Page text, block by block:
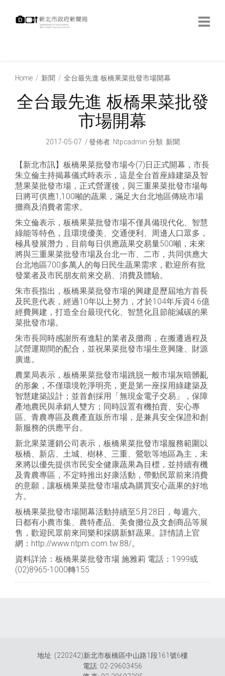
Home 新聞 全台最先進 板橋果菜批發市場開幕
全台最先進 板橋果菜批發
市場開幕
2017-05-07 發佈者: Ntpcadmin 分類: 新聞
【新北市訊】板橋果菜批發市場今(7)日正式開幕，市長
朱立倫主持揭幕儀式時表示，這是全台首座綠建築及智
慧果菜批發市場，正式營運後，與三重果菜批發市場每
日將可供應1,100噸的蔬果，滿足大台北地區傳統市場
攤商及消費者需求。
朱立倫表示，板橋果菜批發市場不僅具備現代化、智慧
綠能等特色，且環境優美、交通便利、周邊人口眾多，
極具發展潛力，目前每日供應蔬果交易量500噸，未來
將與三重果菜批發市場及台北一市、二市，共同供應大
台北地區700多萬人的每日民生蔬果需求，歡迎所有批
發業者及市民朋友前來交易、消費及體驗。
朱市長指出，板橋果菜批發市場的興建是歷屆地方首長
及民意代表，經過10年以上努力，才於104年斥資4.6億
經費興建，打造全台最現代化、智慧化且節能減碳的果
菜批發市場。
朱市長同時感謝所有進駐的業者及攤商，在搬遷過程及
試營運期間的配合，並祝果菜批發市場生意興隆、財源
廣進。
農業局表示，板橋果菜批發市場跳脱一般市場灰暗髒亂
的形象，不僅環境乾淨明亮，更是第一座採用綠建築及
智慧建築設計；並首創採用「無現金電子交易」，保障
產地農民與承銷人雙方；同時設置有機拍賣、安心專
區、青農專區及農產直販所市場，是兼具安全保證和創
新服務的供應平台。
新北果菜運銷公司表示，板橋果菜批發市場服務範圍以
板橋、新店、土城、樹林、三重、鶯歌等地區為主，未
來將以優先提供市民安全健康蔬果為目標，並持續有機
及青農專區，不定時推出好康活動，帶動民眾前來消費
的意願，讓板橋果菜批發市場成為購買安心蔬果的好地
方。
板橋果菜批發市場開幕活動持續至5月28日，每週六、
日都有小農市集、農特產品、美食攤位及文創商品等展
售，歡迎民眾前來同樂和採購新鮮蔬果。詳情請上官
網：http://www.ntpm.com.tw:88/。
資料詳洽：板橋果菜批發市場 施雅莉 電話：1999或
(02)8965-1000轉155
地址: (220242)新北市板橋區中山路1段161號6樓
電話: 02-29603456